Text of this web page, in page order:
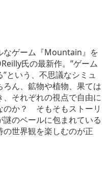
なゲーム『Mountain』を
氏の最新作。”ゲーム
という、不思議なシミュ
ん、鉱物や植物、果ては
それぞれの視点で自由に
のか？ そもそもストーリ
のベールに包まれている
世界観を楽しむのが正